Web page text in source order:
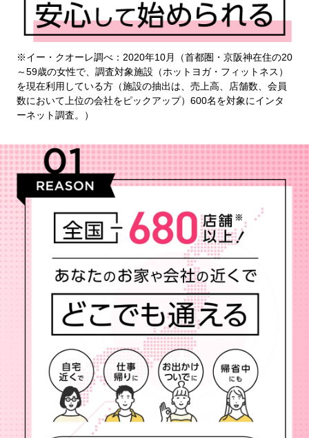
※イー・クオーレ調べ：2020年10月（首都圏・京阪神在住の20
～59歳の女性で、調査対象施設（ホットヨガ・フィットネス）
を現在利用している方（施設の抽出は、売上高、店舗数、会員
数において上位の会社をピックアップ）600名を対象にインタ
ーネット調査。）